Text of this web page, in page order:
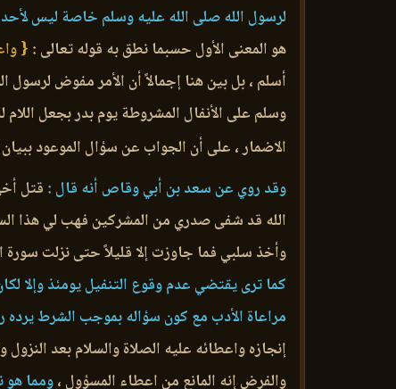
لرسول الله صلى الله عليه وسلم خاصة ليس
هو المعنى الأول حسبما نطق به قوله تعالى :{
أسلم ، بل بين هنا إجمالاً أن الأمر مفوض
وسلم على الأنفال المشروطة يوم بدر بجعل اللام
الاضمار ، على أن الجواب عن سؤال الموعود
وقد روي عن سعد بن أبي وقاص أنه قال : قتل
الله قد شفى صدري من المشركين فهب لي هذا
وأخذ سلبي فما جاوزت إلا قليلاً حتى نزلت
كما ترى يقتضي عدم وقوع التنفيل يومئذ وإلا
مراعاة الأدب مع كون سؤاله بموجب الشرط يرده
إنجازه واعطائه عليه الصلاة والسلام بعد
والفرض إنه المانع من اعطاء المسؤول ،ومما هو